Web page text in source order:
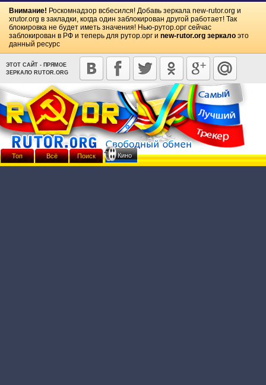
Внимание! Роскомнадзор всбесился! Добавь зеркала new-rutor.org и
xrutor.org в закладки, когда один заблокирован другой работает! Так
блокировка не будет иметь значения! Нью-рутор.орг сейчас
заблокирован в РФ и теперь для рутор.орг и new-rutor.org зеркало это
данный ресурс
ЭТОТ САЙТ - ПРЯМОЕ
ЗЕРКАЛО RUTOR.ORG